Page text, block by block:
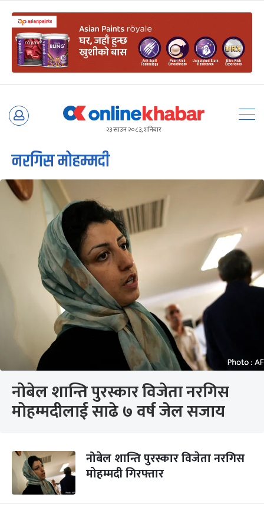
Skip
२३ साउन २०८३, शनिबार
नरगिस मोहम्मदी
नोबेल शान्ति पुरस्कार विजेता नरगिस
मोहम्मदीलाई साढे ७ वर्ष जेल सजाय
नोबेल शान्ति पुरस्कार विजेता नरगिस
मोहम्मदी गिरफ्तार